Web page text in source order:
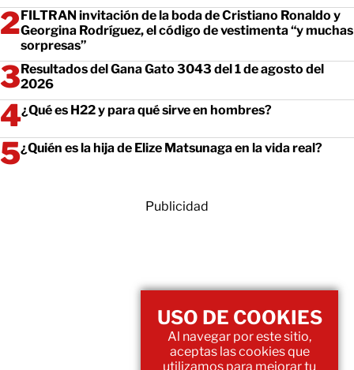
FILTRAN invitación de la boda de Cristiano Ronaldo y
Georgina Rodríguez, el código de vestimenta “y muchas
sorpresas”
Resultados del Gana Gato 3043 del 1 de agosto del
2026
¿Qué es H22 y para qué sirve en hombres?
¿Quién es la hija de Elize Matsunaga en la vida real?
Publicidad
USO DE COOKIES
Al navegar por este sitio,
aceptas las cookies que
utilizamos para mejorar tu